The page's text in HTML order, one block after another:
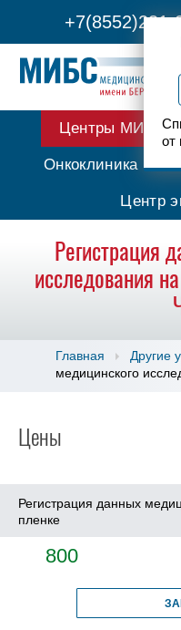
+7(8552)231-
от
Центры МИБС
Онкоклиника
Центр
Регистрация
исследования
Главная Другие
медицинского
Цены
Регистрация данных
пленке
800